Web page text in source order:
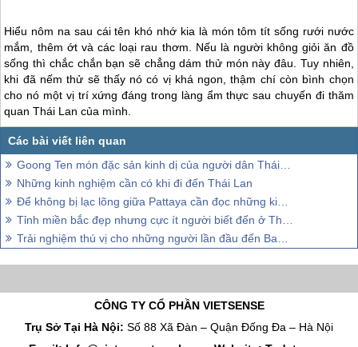
Hiểu nôm na sau cái tên khó nhớ kia là món tôm tít sống rưới nước
mắm, thêm ớt và các loại rau thơm. Nếu là người không giỏi ăn đồ
sống thì chắc chắn bạn sẽ chẳng dám thử món này đâu. Tuy nhiên,
khi đã nếm thử sẽ thấy nó có vị khá ngon, thậm chí còn bình chọn
cho nó một vị trí xứng đáng trong làng ẩm thực sau chuyến đi thăm
quanThái Lan của mình.
Goong Ten món đặc sản kinh dị của người dân Thái Lan
Những kinh nghiệm cần có khi đi đến Thái Lan
Để không bị lạc lõng giữa Pattaya cần đọc những kinh nghiệm này!
Tỉnh miền bắc đẹp nhưng cực ít người biết đến ở Thái Lan
Trải nghiệm thú vị cho những người lần đầu đến Bangkok
CÔNG TY CỔ PHẦN VIETSENSE
Trụ Sở Tại Hà Nội: Số 88 Xã Đàn – Quận Đống Đa – Hà Nội